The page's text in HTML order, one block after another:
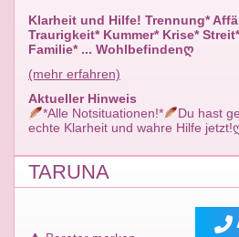
Klarheit und Hilfe! Trennung*
Traurigkeit* Kummer* Krise*
Familie* ... Wohlbefindenღ
(mehr erfahren)
Aktueller Hinweis
*Alle Notsituationen!*
Du hast
echte Klarheit und wahre Hilfe
TARUNA